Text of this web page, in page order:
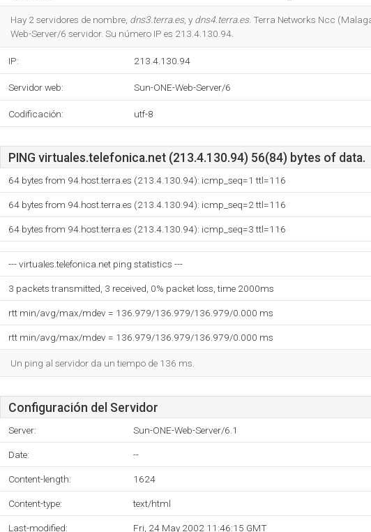
Hay 2 servidores de nombre, dns3.terra.es, y dns4.terra.es. Terra Networks Ncc
Web-Server/6 servidor. Su número IP es 213.4.130.94.
IP: 213.4.130.94
Servidor web: Sun-ONE-Web-Server/6
Codificación: utf-8
PING virtuales.telefonica.net (213.4.130.94) 56(84) bytes of data.
64 bytes from 94.host.terra.es (213.4.130.94): icmp_seq=1 ttl=116
64 bytes from 94.host.terra.es (213.4.130.94): icmp_seq=2 ttl=116
64 bytes from 94.host.terra.es (213.4.130.94): icmp_seq=3 ttl=116
--- virtuales.telefonica.net ping statistics ---
3 packets transmitted, 3 received, 0% packet loss, time 2000ms
rtt min/avg/max/mdev = 136.979/136.979/136.979/0.000 ms
rtt min/avg/max/mdev = 136.979/136.979/136.979/0.000 ms
Un ping al servidor da un tiempo de 136 ms.
Configuración del Servidor
Server: Sun-ONE-Web-Server/6.1
Date: --
Content-length: 1624
Content-type: text/html
Last-modified: Fri, 24 May 2002 11:46:15 GMT